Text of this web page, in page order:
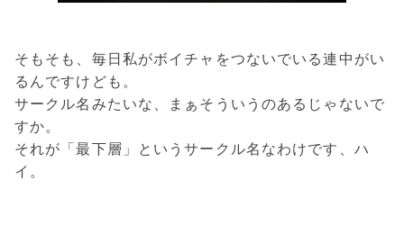
そもそも、毎日私がボイチャをつないでいる連中がい
るんですけども。
サークル名みたいな、まぁそういうのあるじゃないで
すか。
それが「最下層」というサークル名なわけです、ハ
イ。